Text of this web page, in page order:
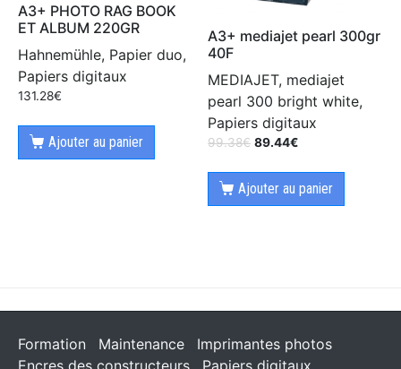
A3+ PHOTO RAG BOOK
ET ALBUM 220GR
Hahnemühle, Papier duo,
Papiers digitaux
131.28€
Ajouter au panier
A3+ mediajet pearl 300gr
40F
MEDIAJET, mediajet
pearl 300 bright white,
Papiers digitaux
99.38€ 89.44€
Ajouter au panier
Formation Maintenance
Imprimantes photos
Encres des constructeurs
Papiers digitaux